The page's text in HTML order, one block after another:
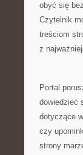
obyć się
Czytelnik
treściom
z
Portal
dowiedzieć
dotyczące
czy
strony